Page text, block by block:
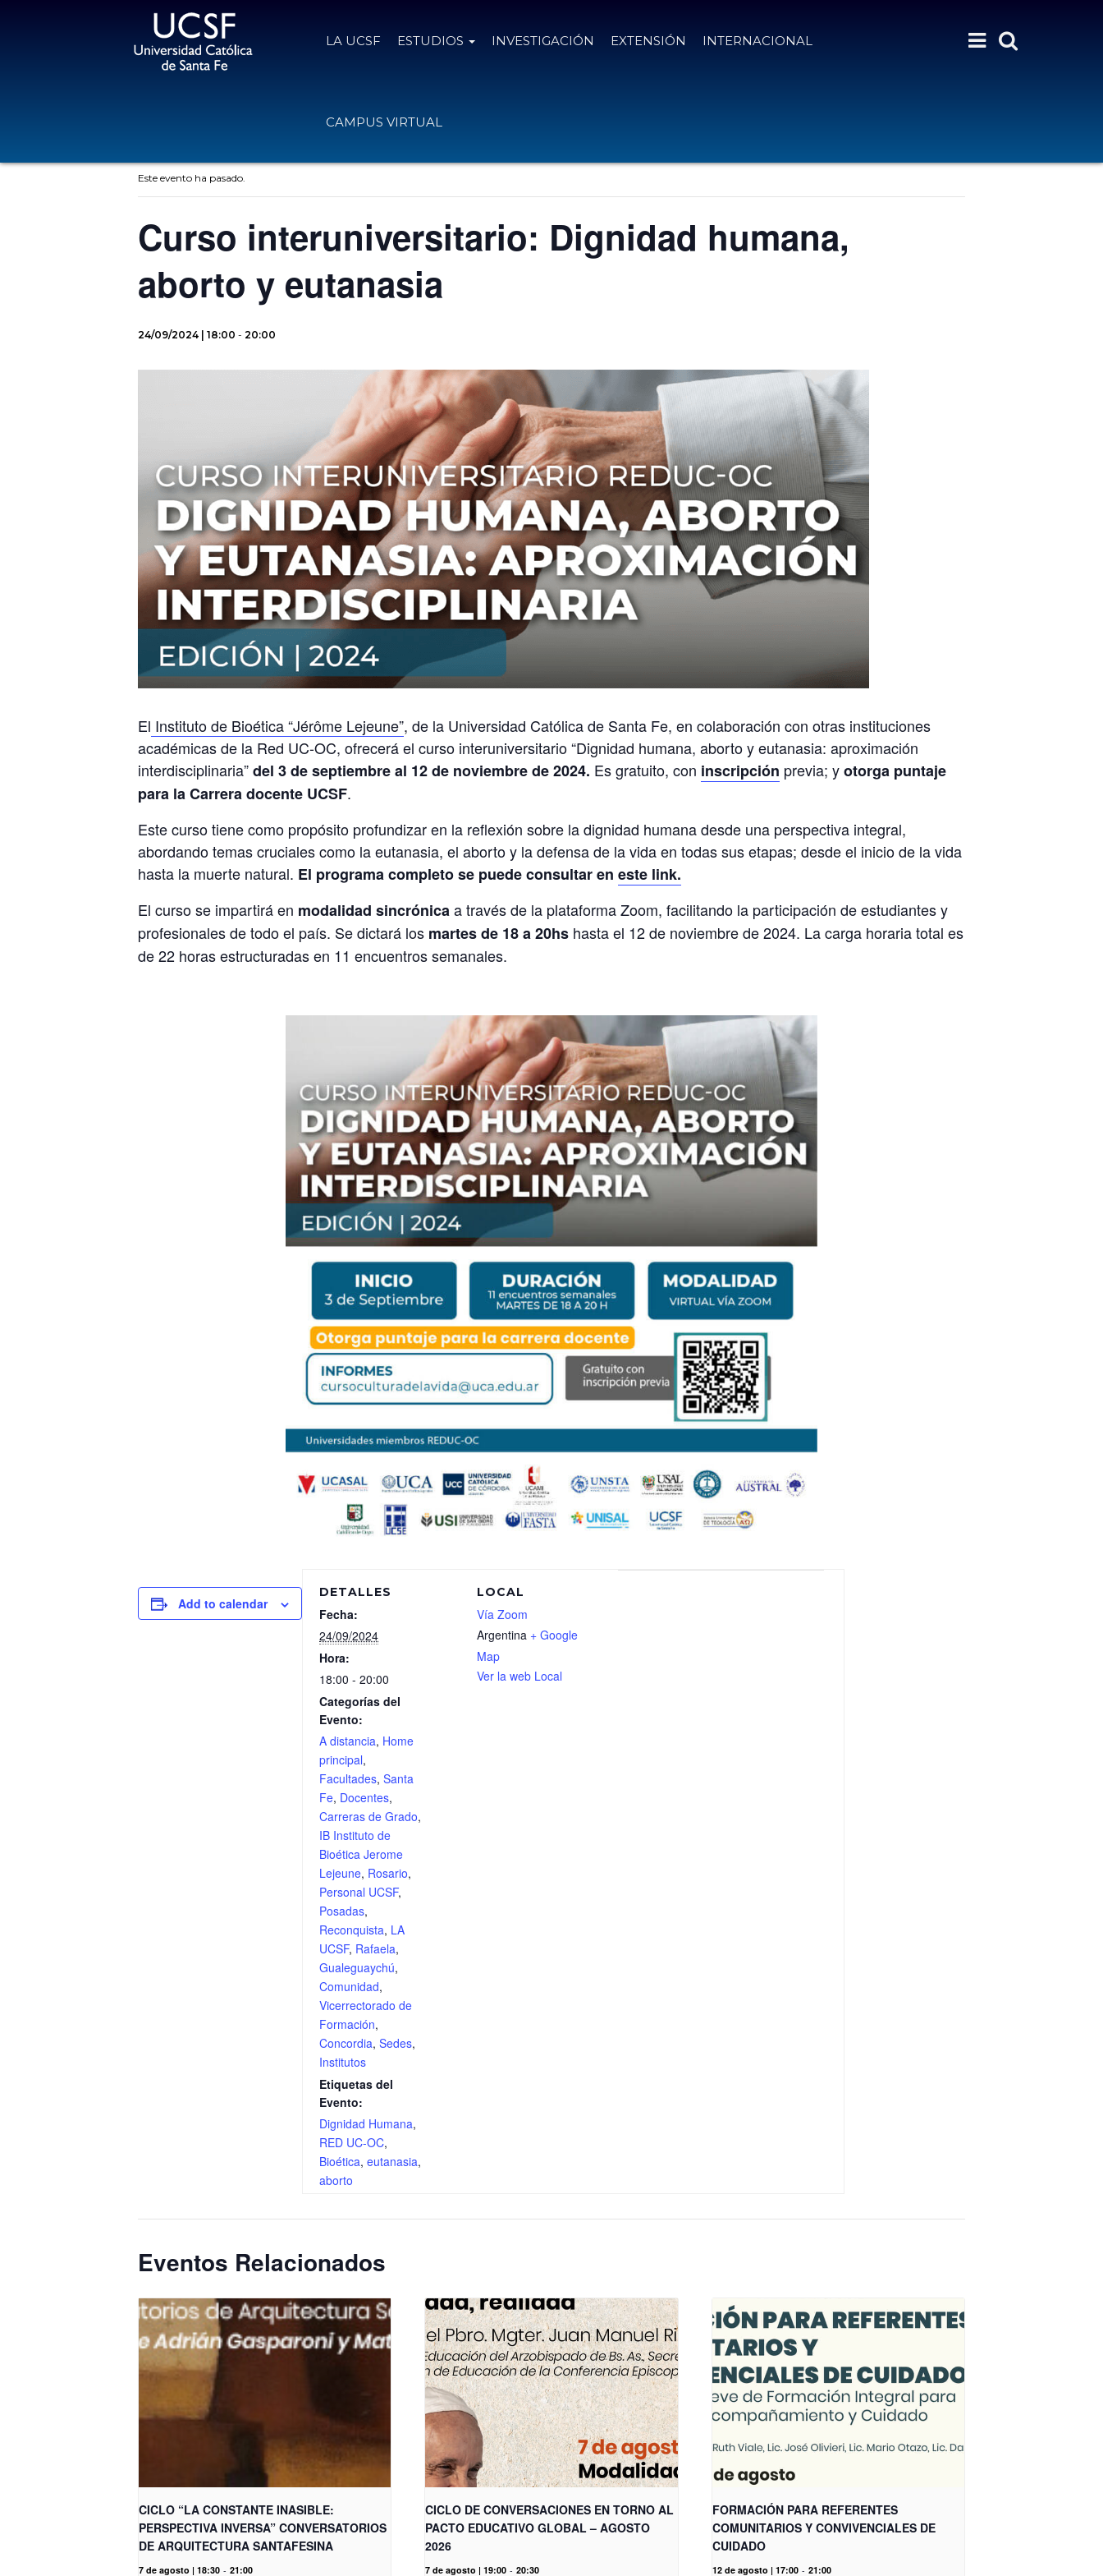
LA UCSF ESTUDIOS INVESTIGACIÓN EXTENSIÓN INTERNACIONAL
CAMPUS VIRTUAL
Este evento ha pasado.
Curso interuniversitario: Dignidad humana,
aborto y eutanasia
24/09/2024 | 18:00 - 20:00
El Instituto de Bioética “Jérôme Lejeune”, de la Universidad Católica de Santa Fe, en colaboración con otras instituciones
académicas de la Red UC-OC, ofrecerá el curso interuniversitario “Dignidad humana, aborto y eutanasia: aproximación
interdisciplinaria”del 3 de septiembre al 12 de noviembre de 2024. Es gratuito, con inscripción previa; yotorga puntaje
para la Carrera docente UCSF.
Este curso tiene como propósito profundizar en la reflexión sobre la dignidad humana desde una perspectiva integral,
abordando temas cruciales como la eutanasia, el aborto y la defensa de la vida en todas sus etapas; desdeel inicio de la vida
hasta la muerte natural. El programa completo se puede consultar en este link.
El curso se impartirá en modalidad sincrónicaa través de la plataforma Zoom, facilitando la participación de estudiantes y
profesionales de todo el país. Se dictará los martes de 18 a 20hs hasta el 12 de noviembre de 2024. La carga horaria total es
de 22 horas estructuradas en 11 encuentros semanales.
Add to calendar
DETALLES
Fecha:
24/09/2024
Hora:
18:00 - 20:00
Categorías del
Evento:
A distancia, Home
principal,
Facultades, Santa
Fe, Docentes,
Carreras de Grado,
IB Instituto de
Bioética Jerome
Lejeune, Rosario,
Personal UCSF,
Posadas,
Reconquista, LA
UCSF, Rafaela,
Gualeguaychú,
Comunidad,
Vicerrectorado de
Formación,
Concordia, Sedes,
Institutos
Etiquetas del
Evento:
Dignidad Humana,
RED UC-OC,
Bioética, eutanasia,
aborto
LOCAL
Vía Zoom
Argentina + Google
Map
Ver la web Local
Eventos Relacionados
CICLO “LA CONSTANTE INASIBLE:
PERSPECTIVA INVERSA” CONVERSATORIOS
DE ARQUITECTURA SANTAFESINA
7 de agosto | 18:30 - 21:00
CICLO DE CONVERSACIONES EN TORNO AL
PACTO EDUCATIVO GLOBAL – AGOSTO
2026
7 de agosto | 19:00 - 20:30
FORMACIÓN PARA REFERENTES
COMUNITARIOS Y CONVIVENCIALES DE
CUIDADO
12 de agosto | 17:00 - 21:00